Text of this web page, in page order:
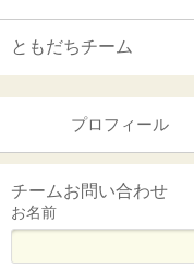
ともだちチーム
プロフィール
チームお問い合わせ
お名前